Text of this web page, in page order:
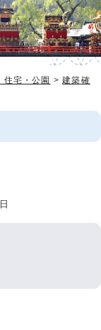
住宅・公園 >建築確